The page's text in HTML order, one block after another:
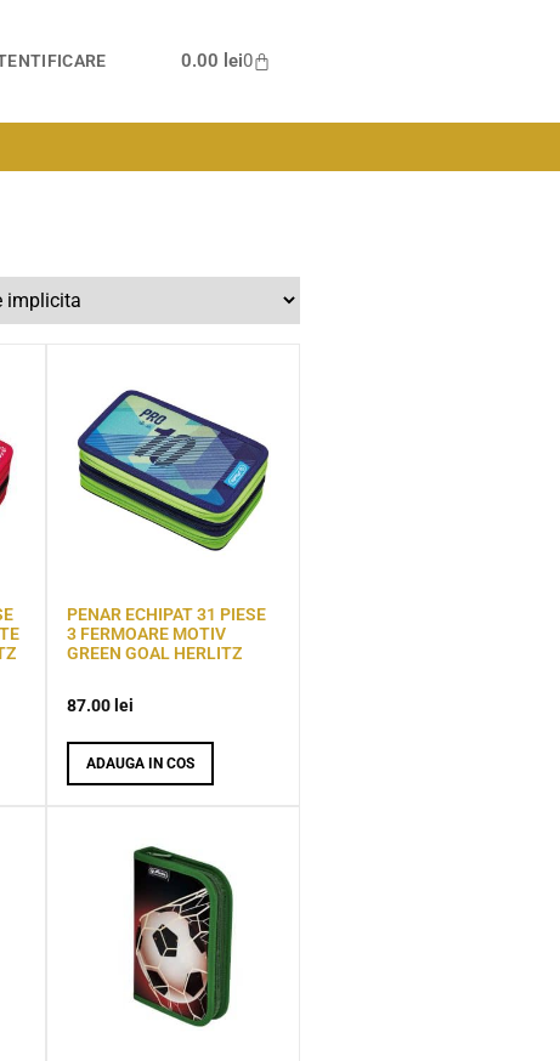
0.00 lei0
PENAR ECHIPAT 31 PIESE
3 FERMOARE MOTIV
GREEN GOAL HERLITZ
87.00 lei
ADAUGA IN COS